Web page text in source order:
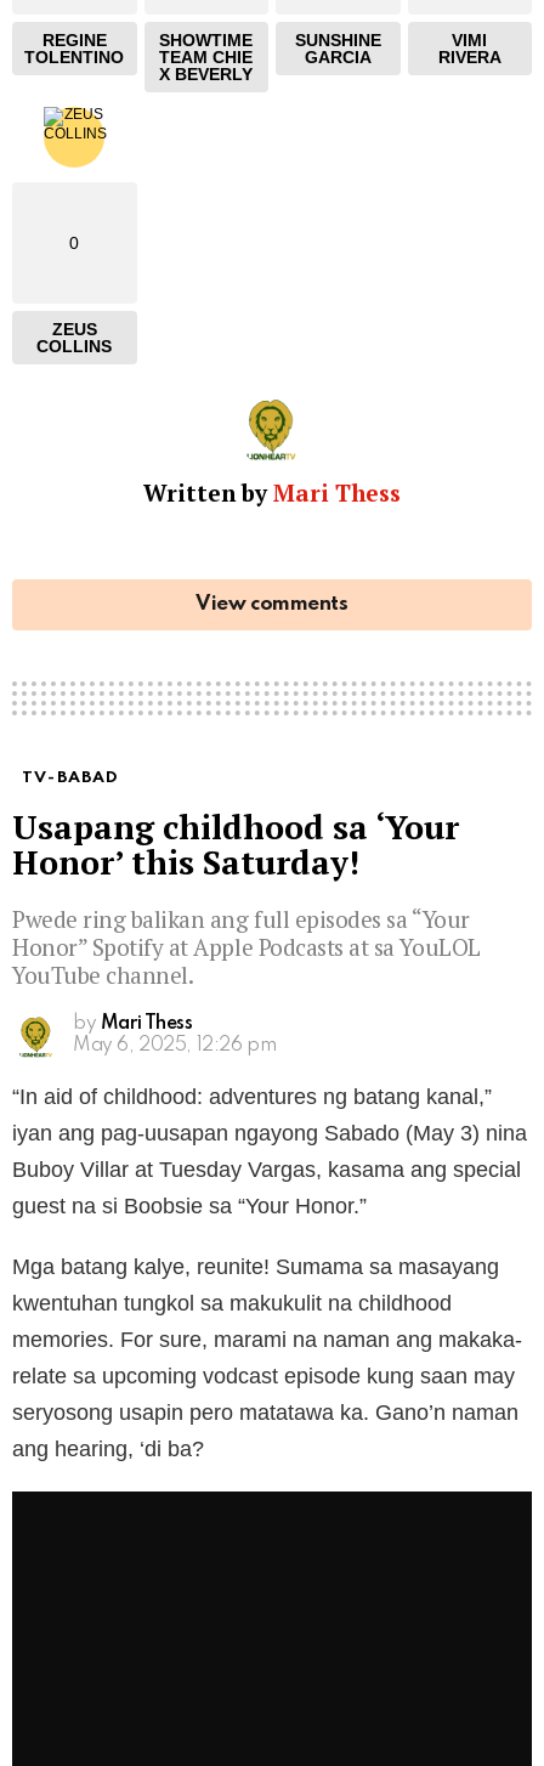
REGINE
TOLENTINO
SHOWTIME
TEAM CHIE
X BEVERLY
SUNSHINE
GARCIA
VIMI
RIVERA
0
ZEUS
COLLINS
Written byMari Thess
View comments
TV-BABAD
Usapang childhood sa ‘Your
Honor’ this Saturday!
Pwede ring balikan ang full episodes sa “Your
Honor” Spotify at Apple Podcasts at sa YouLOL
YouTube channel.
by Mari Thess
May 6, 2025, 12:26 pm
“In aid of childhood: adventures ng batang kanal,”
iyan ang pag-uusapan ngayong Sabado (May 3) nina
Buboy Villar at Tuesday Vargas, kasama ang special
guest na si Boobsie sa “Your Honor.”
Mga batang kalye, reunite! Sumama sa masayang
kwentuhan tungkol sa makukulit na childhood
memories. For sure, marami na naman ang makaka-
relate sa upcoming vodcast episode kung saan may
seryosong usapin pero matatawa ka. Gano’n naman
ang hearing, ‘di ba?